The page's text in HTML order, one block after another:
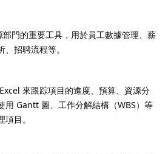
部門的重要工具，用於員工數據管理、薪
招聘流程等。
來跟踪項目的進度、預算、資源分
用 Gantt 圖、工作分解結構（WBS）等
目。